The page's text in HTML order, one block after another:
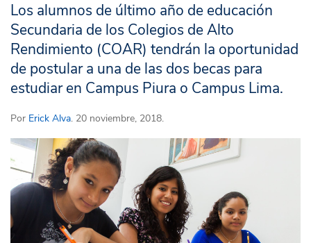
Los alumnos de último año de educación
Secundaria de los Colegios de Alto
Rendimiento (COAR) tendrán la oportunidad
de postular a una de las dos becas para
estudiar en Campus Piura o Campus Lima.
Por Erick Alva. 20 noviembre, 2018.